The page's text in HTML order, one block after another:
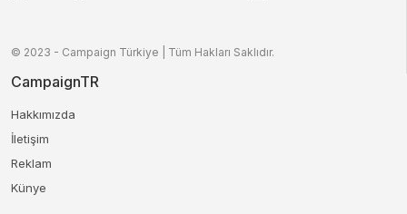
© 2023 - Campaign Türkiye | Tüm Hakları Saklıdır.
CampaignTR
Hakkımızda
İletişim
Reklam
Künye